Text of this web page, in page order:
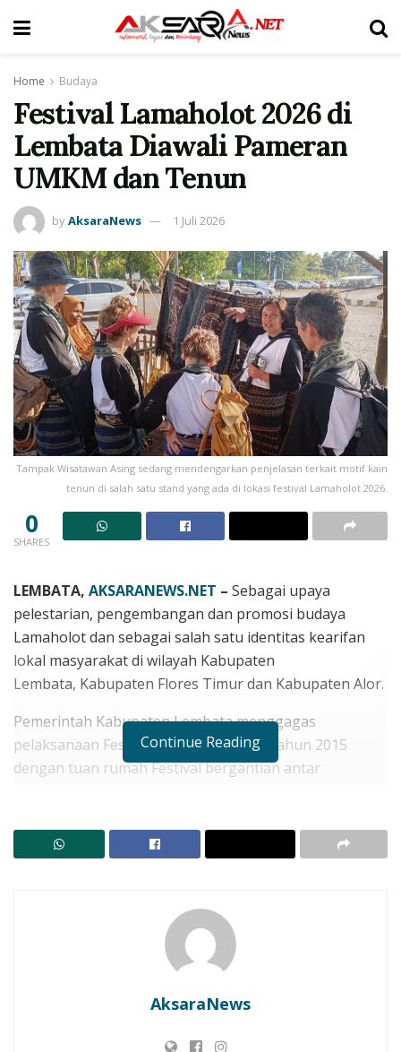
Home Budaya
Festival Lamaholot 2026 di
Lembata Diawali Pameran
UMKM dan Tenun
byAksaraNews 1 Juli 2026
Tampak Wisatawan Asing sedang mendengarkan penjelasan terkait motif kain
tenun di salah satu stand yang ada di lokasi festival Lamaholot 2026.
0
SHARES
LEMBATA, AKSARANEWS.NET – Sebagai upaya
pelestarian, pengembangan dan promosi budaya
Lamaholot dan sebagai salah satu identitas kearifan
lokal masyarakat di wilayah Kabupaten
Lembata, Kabupaten Flores Timur dan Kabupaten Alor.
Pemerintah Kabupaten Lembata menggagas
pelaksanaan Festival Lamaholot sejak tahun 2015
dengan tuan rumah Festival bergantian antar
RELATED POSTS
Penangkapan 3 Pengecer BBM di Lembata Picu
Sorotan, Praktisi Hukum Sarankan Praperadilan
Sempat tidak dilaksanakan karena Pandemi Covid-19
Continue Reading
AksaraNews